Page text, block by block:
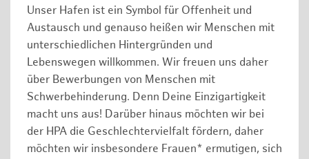
Unser Hafen ist ein Symbol für Offenheit und
Austausch und genauso heißen wir Menschen mit
unterschiedlichen Hintergründen und
Lebenswegen willkommen. Wir freuen uns daher
über Bewerbungen von Menschen mit
Schwerbehinderung. Denn Deine Einzigartigkeit
macht uns aus! Darüber hinaus möchten wir bei
der HPA die Geschlechtervielfalt fördern, daher
möchten wir insbesondere Frauen* ermutigen, sich